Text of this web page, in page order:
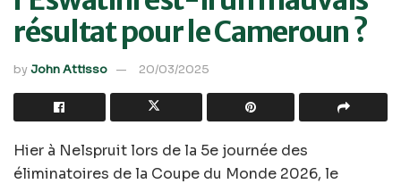
résultat pour le Cameroun ?
byJohn Attisso 20/03/2025
Hier à Nelspruit lors de la 5e journée des
éliminatoires de la Coupe du Monde 2026, le